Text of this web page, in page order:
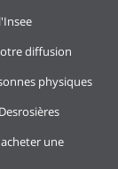
diffusion
physiques
une